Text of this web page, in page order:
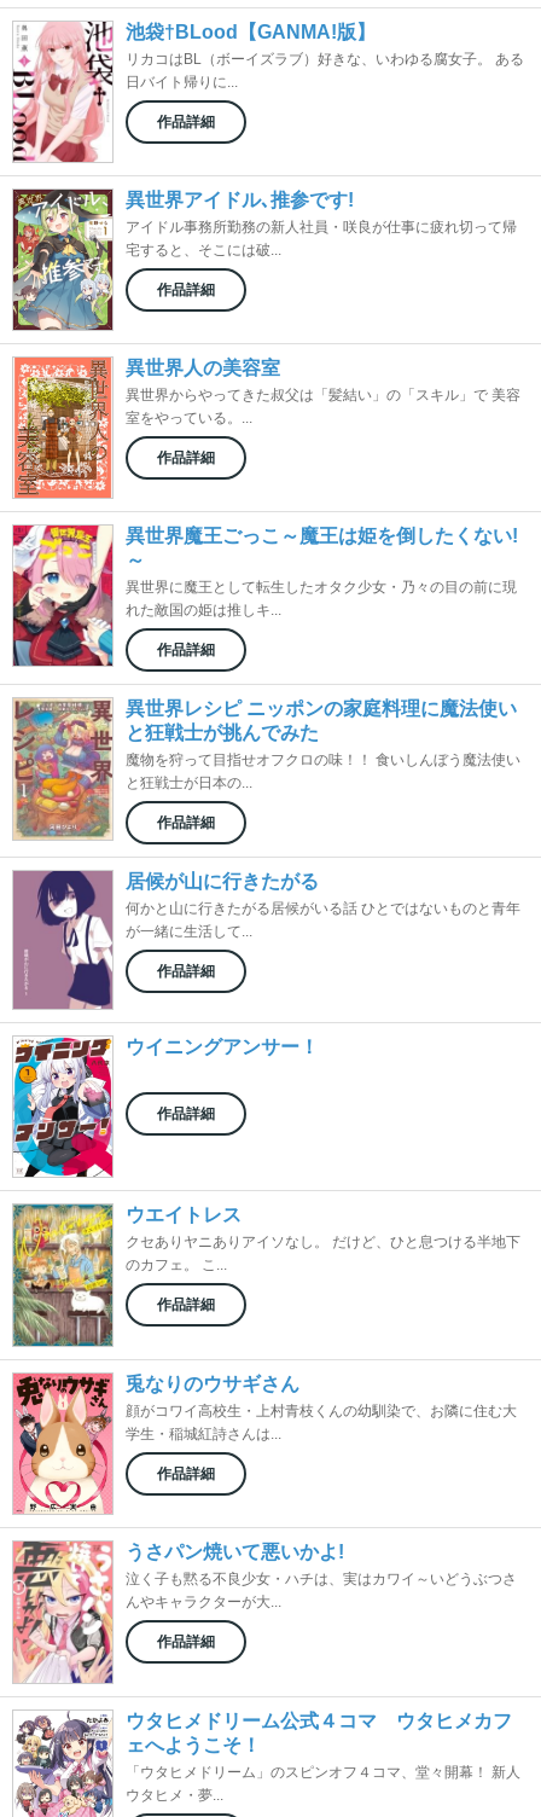
池袋†BLood【GANMA!版】
リカコはBL（ボーイズラブ）好きな、いわゆる腐女子。 ある
日バイト帰りに...
作品詳細
異世界アイドル､推参です!
アイドル事務所勤務の新人社員・咲良が仕事に疲れ切って帰
宅すると、そこには破...
作品詳細
異世界人の美容室
異世界からやってきた叔父は「髪結い」の「スキル」で 美容
室をやっている。...
作品詳細
異世界魔王ごっこ～魔王は姫を倒したくない!
～
異世界に魔王として転生したオタク少女・乃々の目の前に現
れた敵国の姫は推しキ...
作品詳細
異世界レシピ ニッポンの家庭料理に魔法使い
と狂戦士が挑んでみた
魔物を狩って目指せオフクロの味！！ 食いしんぼう魔法使い
と狂戦士が日本の...
作品詳細
居候が山に行きたがる
何かと山に行きたがる居候がいる話 ひとではないものと青年
が一緒に生活して...
作品詳細
ウイニングアンサー！
作品詳細
ウエイトレス
クセありヤニありアイソなし。 だけど、ひと息つける半地下
のカフェ。 こ...
作品詳細
兎なりのウサギさん
顔がコワイ高校生・上村青枝くんの幼馴染で、お隣に住む大
学生・稲城紅詩さんは...
作品詳細
うさパン焼いて悪いかよ!
泣く子も黙る不良少女・ハチは、実はカワイ～いどうぶつさ
んやキャラクターが大...
作品詳細
ウタヒメドリーム公式４コマ ウタヒメカフ
ェへようこそ！
「ウタヒメドリーム」のスピンオフ４コマ、堂々開幕！ 新人
ウタヒメ・夢...